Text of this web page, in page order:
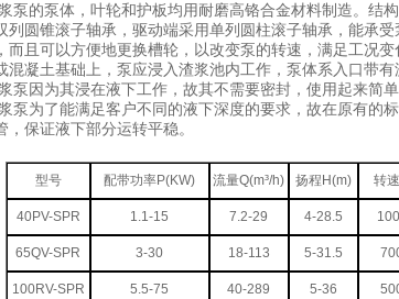
泵的泵体，叶轮和护板均用耐磨高铬合金材料制造。结
列圆锥滚子轴承，驱动端采用单列圆柱滚子轴承，能承
而且可以方便地更换槽轮，以改变泵的转速，满足工况
混凝土基础上，泵应浸入渣浆池内工作，泵体系入口带有
泵因为其浸在液下工作，故其不需要密封，使用起来简单
泵为了能满足客户不同的液下深度的要求，故在原有的
，保证液下部分运转平稳。
型号 配带功率P(KW) 流量Q(m³/h) 扬程H(m) 转
40PV-SPR 1.1-15 7.2-29 4-28.5
65QV-SPR 3-30 18-113 5-31.5
100RV-SPR 5.5-75 40-289 5-36